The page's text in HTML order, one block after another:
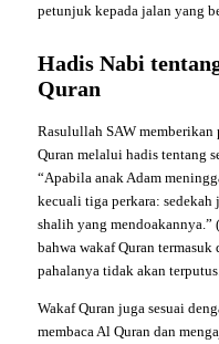
petunjuk kepada jalan yang
Hadis Nabi
Quran
Rasulullah SAW
Quran melalui hadis tentang
“Apabila anak Adam
kecuali tiga perkara: sedekah
shalih yang
bahwa wakaf Quran
pahalanya tidak akan terputus.
Wakaf Quran juga sesuai
membaca Al Quran dan